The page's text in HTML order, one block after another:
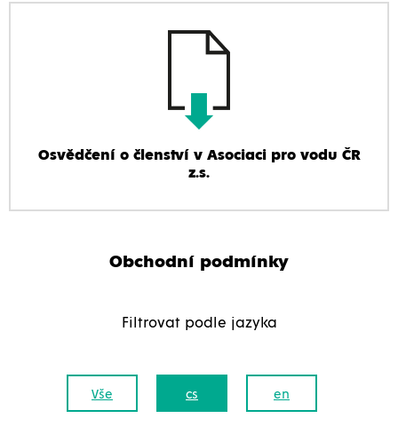
Osvědčení o členství v Asociaci pro vodu ČR
z.s.
Obchodní podmínky
Filtrovat podle jazyka
Vše cs en